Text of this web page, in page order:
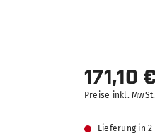
171,10
Preise inkl.
Lieferung in